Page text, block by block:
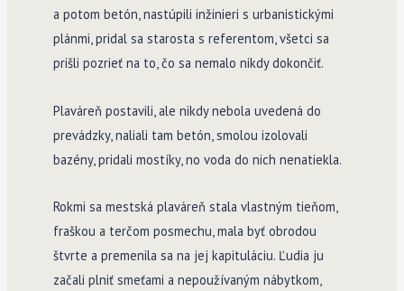
a potom betón, nastúpili inžinieri s urbanistickými
plánmi, pridal sa starosta s referentom, všetci sa
prišli pozrieť na to, čo sa nemalo nikdy dokončiť.
Plaváreň postavili, ale nikdy nebola uvedená do
prevádzky, naliali tam betón, smolou izolovali
bazény, pridali mostíky, no voda do nich nenatiekla.
Rokmi sa mestská plaváreň stala vlastným tieňom,
fraškou a terčom posmechu, mala byť obrodou
štvrte a premenila sa na jej kapituláciu. Ľudia ju
začali plniť smeťami a nepoužívaným nábytkom,